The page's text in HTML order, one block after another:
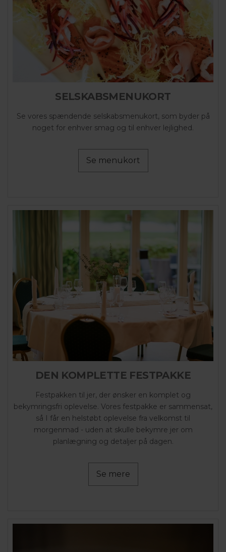
SELSKABSMENUKORT
Se vores spændende selskabsmenukort, som byder på
noget for enhver smag og til enhver lejlighed.
Se menukort
DEN KOMPLETTE FESTPAKKE
Festpakken til jer, der ønsker en komplet og
bekymringsfri oplevelse. Vores festpakke er sammensat,
så I får en helstøbt oplevelse fra velkomst til
morgenmad - uden at skulle bekymre jer om
planlægning og detaljer på dagen.
Se mere